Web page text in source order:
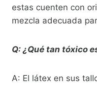
estas cuenten con
mezcla adecuada
Q: ¿Qué tan tóxico
A: El látex en sus